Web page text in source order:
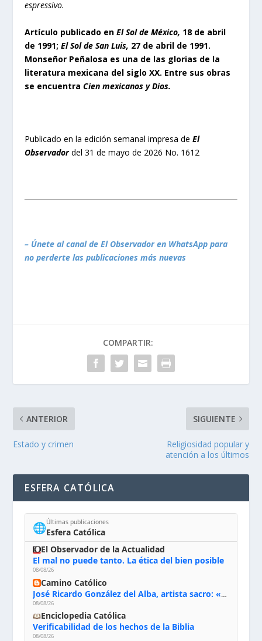
espressivo.
Artículo publicado enEl Sol de México, 18 de abril
de 1991;El Sol de San Luis, 27 de abril de 1991.
Monseñor Peñalosa es una de las glorias de la
literatura mexicana del siglo XX. Entre sus obras
se encuentraCien mexicanos y Dios.
Publicado en la edición semanal impresa deEl
Observadordel 31 de mayo de 2026 No. 1612
– Únete al canal de El Observador en WhatsApp para
no perderte las publicaciones más nuevas
COMPARTIR:
ANTERIOR
Estado y crimen
SIGUIENTE
Religiosidad popular y
atención a los últimos
ESFERA CATÓLICA
🌐Últimas publicaciones
Esfera Católica
El Observador de la Actualidad
El mal no puede tanto. La ética del bien posible
08/08/26
Camino Católico
José Ricardo González del Alba, artista sacro: «Yo oro, hablo con Dios, le pido al Espíritu Santo su inspiración y siempre pinto rezando el rosario para que sea Él quien actúe a través de mis manos»
08/08/26
Enciclopedia Católica
Verificabilidad de los hechos de la Biblia
08/08/26